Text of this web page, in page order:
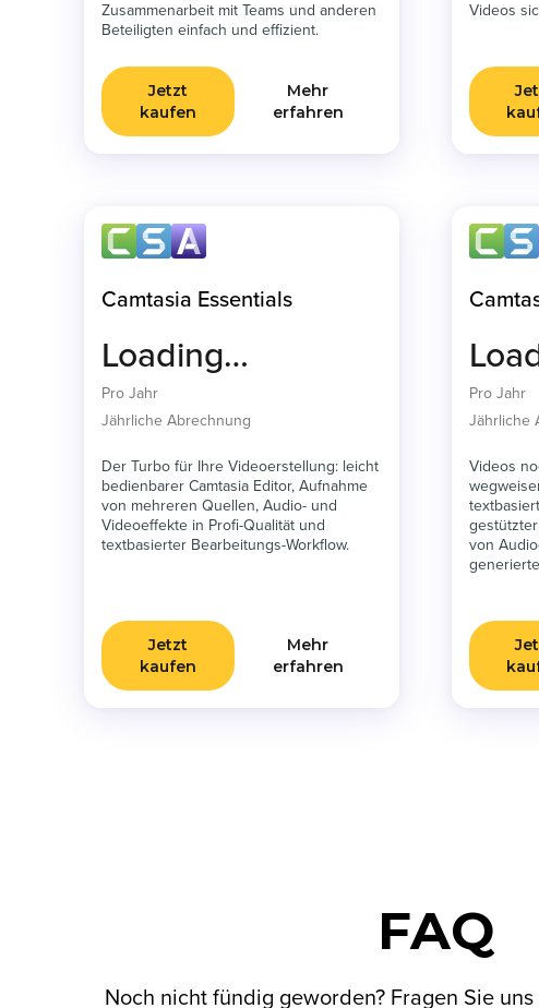
Zusammenarbeit mit Teams und anderen
Beteiligten einfach und effizient.
Jetzt
kaufen
Mehr
erfahren
Videos
Camtasia Essentials
Loading…
Pro Jahr
Jährliche Abrechnung
Der Turbo für Ihre Videoerstellung: leicht
bedienbarer Camtasia Editor, Aufnahme
von mehreren Quellen, Audio- und
Videoeffekte in Profi-Qualität und
textbasierter Bearbeitungs-Workflow.
Jetzt
kaufen
Mehr
erfahren
Pro Jahr
Jährliche
Videos
von
FAQ
Noch nicht fündig geworden? Fragen Sie uns